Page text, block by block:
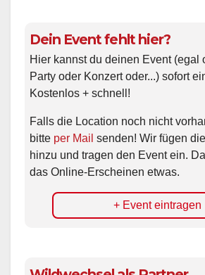
Dein Event fehlt hier?
Hier kannst du deinen Event (egal
Party oder Konzert oder...) sofort
Kostenlos + schnell!
Falls die Location noch nicht
bitte per Mail senden! Wir fügen
hinzu und tragen den Event ein.
das Online-Erscheinen etwas.
+ Event eintragen